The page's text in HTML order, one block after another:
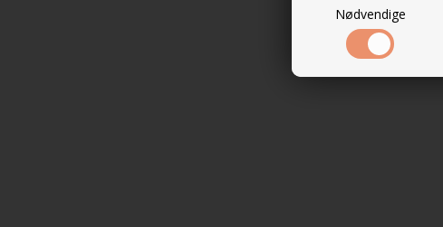
Nødvendige